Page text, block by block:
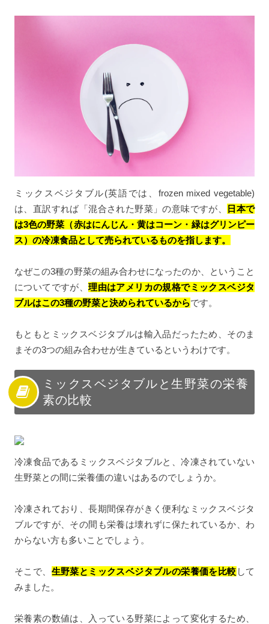
ミックスベジタブル(英語では、frozen mixed vegetable)
は、直訳すれば「混合された野菜」の意味ですが、
日本で
は3色の野菜（赤はにんじん・黄はコーン・緑はグリンピー
ス）の冷凍食品として売られているものを指します。
なぜこの3種の野菜の組み合わせになったのか、ということ
についてですが、理由はアメリカの規格でミックスベジタ
ブルはこの3種の野菜と決められているからです。
もともとミックスベジタブルは輸入品だったため、そのま
まその3つの組み合わせが生きているというわけです。
ミックスベジタブルと生野菜の栄養
素の比較
冷凍食品であるミックスベジタブルと、冷凍されていない
生野菜との間に栄養価の違いはあるのでしょうか。
冷凍されており、長期間保存がきく便利なミックスベジタ
ブルですが、その間も栄養は壊れずに保たれているか、わ
からない方も多いことでしょう。
そこで、 生野菜とミックスベジタブルの栄養価を比較 して
みました。
栄養素の数値は、入っている野菜によって変化するため、